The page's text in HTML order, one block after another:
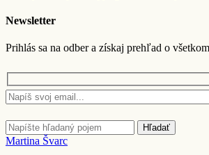
Newsletter
Prihlás sa na odber a získaj prehľad o
Hľadať
Martina Švarc